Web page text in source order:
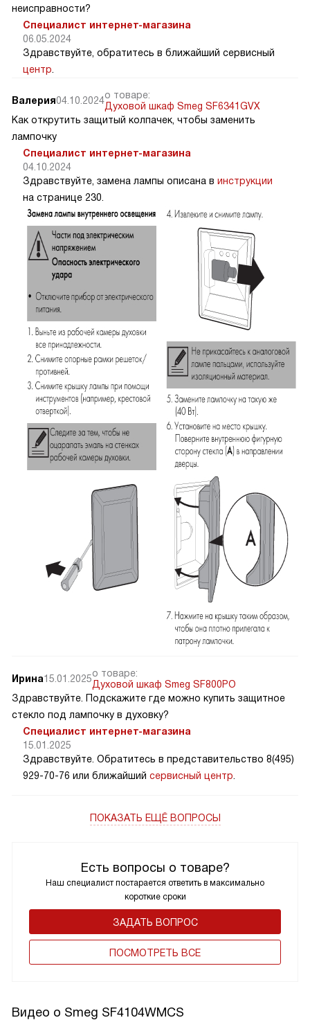
Есть вопросы о товаре?
Наш специалист постарается ответить в максимально
короткие сроки
ЗАДАТЬ ВОПРОС
ПОCМОТРЕТЬ ВСЕ
неисправности?
Специалист интернет-магазина
06.05.2024
Здравствуйте, обратитесь в ближайший сервисный
центр
Валерия04.10.2024о товаре:
Духовой шкаф Smeg SF6341GVX
Как открутить защитый колпачек, чтобы заменить
лампочку
Специалист интернет-магазина
04.10.2024
Здравствуйте, замена лампы описана в инструкции
на странице 230.
Ирина15.01.2025о товаре:
Духовой шкаф Smeg SF800PO
Здравствуйте. Подскажите где можно купить защитное
стекло под лампочку в духовку?
Специалист интернет-магазина
15.01.2025
Здравствуйте. Обратитесь в представительство 8(495)
929-70-76 или ближайший сервисный центр
ПОКАЗАТЬ ЕЩЁ ВОПРОСЫ
Видео о Smeg SF4104WMCS